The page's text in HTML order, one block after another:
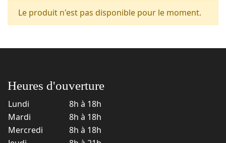
Le produit n'est pas disponible pour le moment.
Heures d'ouverture
Lundi
8h à 18h
Mardi
8h à 18h
Mercredi
8h à 18h